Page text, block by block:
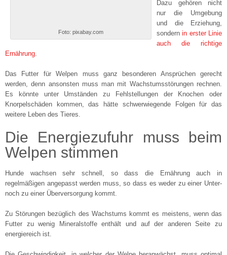
Foto: pixabay.com
Dazu gehören nicht
nur die Umgebung
und die Erziehung,
sondernin erster Linie
auch die richtige
Ernährung.
Das Futter für Welpen muss ganz besonderen Ansprüchen gerecht
werden, denn ansonsten muss man mit Wachstumsstörungen rechnen.
Es könnte unter Umständen zu Fehlstellungen der Knochen oder
Knorpelschäden kommen, das hätte schwerwiegende Folgen für das
weitere Leben des Tieres.
Die Energiezufuhr muss beim
Welpen stimmen
Hunde wachsen sehr schnell, so dass die Ernährung auch in
regelmäßigen angepasst werden muss, so dass es weder zu einer Unter-
noch zu einer Überversorgung kommt.
Zu Störungen bezüglich des Wachstums kommt es meistens, wenn das
Futter zu wenig Mineralstoffe enthält und auf der anderen Seite zu
energiereich ist.